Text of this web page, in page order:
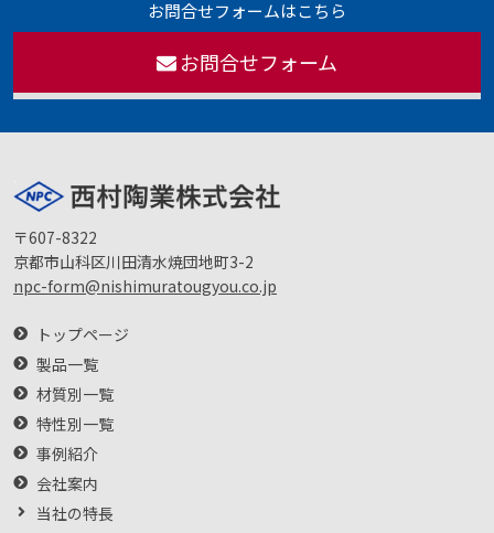
お問合せフォームはこちら
お問合せフォーム
〒607-8322
京都市山科区川田清水焼団地町3-2
npc-form@nishimuratougyou.co.jp
トップページ
製品一覧
材質別一覧
特性別一覧
事例紹介
会社案内
当社の特長